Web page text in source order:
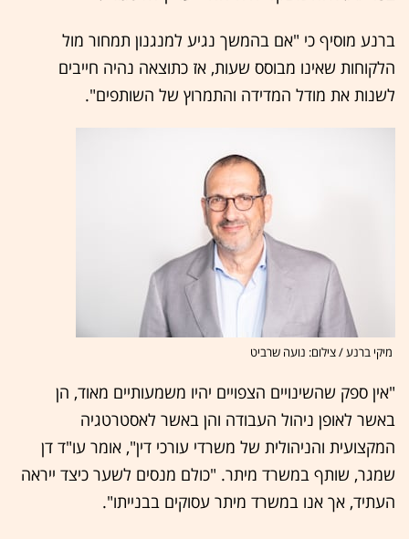
ברנע מוסיף כי "אם בהמשך נגיע למנגנון תמחור מול
הלקוחות שאינו מבוסס שעות, אז כתוצאה נהיה חייבים
לשנות את מודל המדידה והתמרוץ של השותפים".
מיקי ברנע / צילום: נועה שרביט
"אין ספק שהשינויים הצפויים יהיו משמעותיים מאוד, הן
באשר לאופן ניהול העבודה והן באשר לאסטרטגיה
המקצועית והניהולית של משרדי עורכי דין", אומר עו"ד דן
שמגר, שותף במשרד מיתר. "כולם מנסים לשער כיצד ייראה
העתיד, אך אנו במשרד מיתר עסוקים בבנייתו".